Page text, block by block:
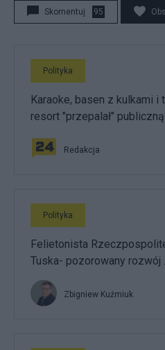
Skomentuj 95
Polityka
Karaoke, basen z kulkami i
resort "przepalał"
Redakcja
Polityka
Felietonista
Tuska- pozorowany rozwój
Zbigniew Kuźmiuk